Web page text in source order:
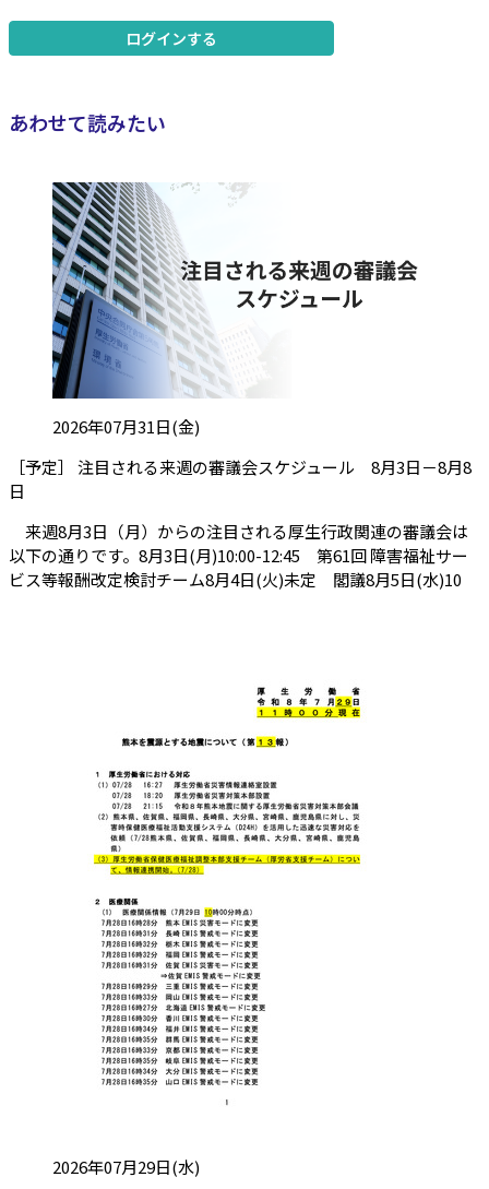
ログインする
あわせて読みたい
投稿日:2026年07月31日(金)
［予定］ 注目される来週の審議会スケジュール 8月3日－8月8
日
来週8月3日（月）からの注目される厚生行政関連の審議会は
以下の通りです。8月3日(月)10:00-12:45 第61回 障害福祉サー
ビス等報酬改定検討チーム8月4日(火)未定 閣議8月5日(水)10
投稿日:2026年07月29日(水)